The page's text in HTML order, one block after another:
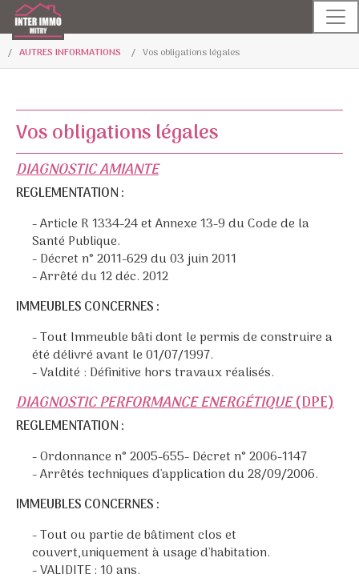
AUTRES INFORMATIONS Vos obligations légales
Vos obligations légales
DIAGNOSTIC AMIANTE
REGLEMENTATION :
- Article R 1334-24 et Annexe 13-9 du Code de la
Santé Publique.
- Décret n° 2011-629 du 03 juin 2011
- Arrêté du 12 déc. 2012
IMMEUBLES CONCERNES :
- Tout Immeuble bâti dont le permis de construire a
été délivré avant le 01/07/1997.
- Valdité : Définitive hors travaux réalisés.
DIAGNOSTIC PERFORMANCE ENERGÉTIQUE(DPE)
REGLEMENTATION :
- Ordonnance n° 2005-655- Décret n° 2006-1147
- Arrêtés techniques d'application du 28/09/2006.
IMMEUBLES CONCERNES :
- Tout ou partie de bâtiment clos et
couvert,uniquement à usage d'habitation.
- VALIDITE : 10 ans.